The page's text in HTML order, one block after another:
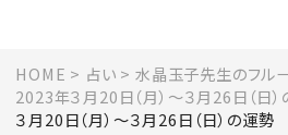
HOME 占い
水晶玉子先生のフルー
2023年３月20日（月）～３月26日（日
３月20日（月）～３月26日（日）の運勢